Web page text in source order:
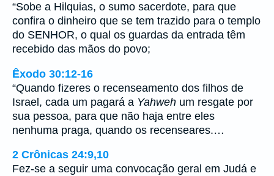
“Sobe a Hilquias, o sumo sacerdote, para que
confira o dinheiro que se tem trazido para o templo
do SENHOR, o qual os guardas da entrada têm
recebido das mãos do povo;
Êxodo 30:12-16
“Quando fizeres o recenseamento dos filhos de
Israel, cada um pagará a Yahweh um resgate por
sua pessoa, para que não haja entre eles
nenhuma praga, quando os recenseares.…
2 Crônicas 24:9,10
Fez-se a seguir uma convocação geral em Judá e